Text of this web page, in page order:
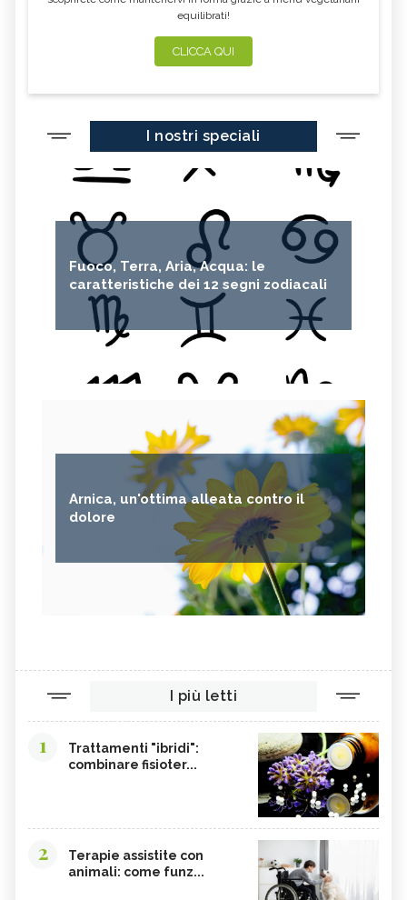
equilibrati!
CLICCA QUI
I nostri speciali
Fuoco, Terra, Aria, Acqua: le
caratteristiche dei 12 segni zodiacali
Arnica, un'ottima alleata contro il
dolore
I più letti
1
Trattamenti "ibridi":
combinare fisioter...
2
Terapie assistite con
animali: come funz...